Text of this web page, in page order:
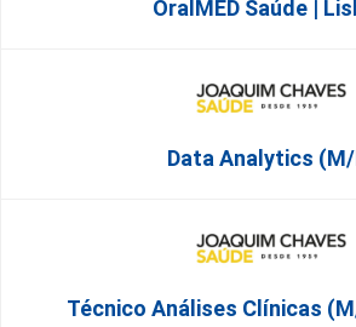
OralMED Saúde |
Data Analytics
Técnico Análises Clínicas